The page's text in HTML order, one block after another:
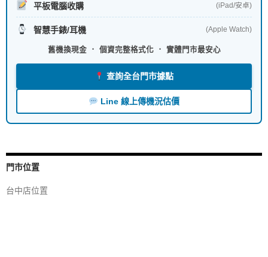
平板電腦收購 (iPad/安卓)
智慧手錶/耳機 (Apple Watch)
舊機換現金 ． 個資完整格式化 ． 實體門市最安心
查詢全台門市據點
Line 線上傳機況估價
門市位置
台中店位置